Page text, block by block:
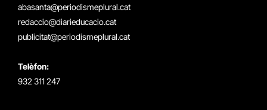
abasanta@periodismeplural.cat
redaccio@diarieducacio.cat
publicitat@periodismeplural.cat
Telèfon:
932 311 247